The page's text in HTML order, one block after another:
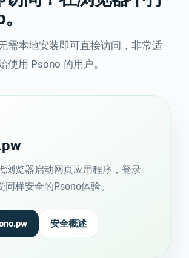
需本地安装即可直接访问，非常适
使用 Psono 的用户。
浏览器启动网页应用程序，登录
同样安全的Psono体验。
安全概述